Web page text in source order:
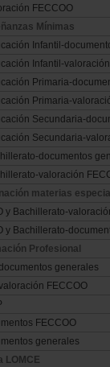
FECCOO
Mínimas
Infantil-
Infantil-
Primaria-
Primaria-
Secundaria-
Secundaria-
documentos
valoración
materias
y Bachillerato-
y Bachillerato-
Profesional
generales
FECCOO
FECCOO
generales
LOMCE